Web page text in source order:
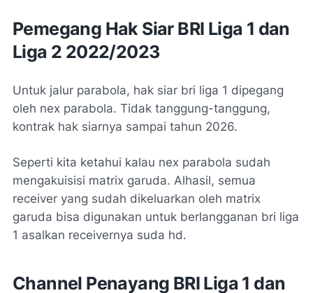
Pemegang Hak Siar BRI Liga 1 dan
Liga 2 2022/2023
Untuk jalur parabola, hak siar bri liga 1 dipegang
oleh nex parabola. Tidak tanggung-tanggung,
kontrak hak siarnya sampai tahun 2026.
Seperti kita ketahui kalau nex parabola sudah
mengakuisisi matrix garuda. Alhasil, semua
receiver yang sudah dikeluarkan oleh matrix
garuda bisa digunakan untuk berlangganan bri liga
1 asalkan receivernya suda hd.
Channel Penayang BRI Liga 1 dan